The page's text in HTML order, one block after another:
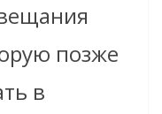
позже
в